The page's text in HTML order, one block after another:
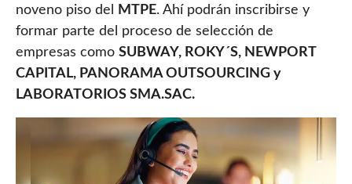
noveno piso del
MTPE. Ahí podrán inscribirse y
formar parte del proceso de selección de
empresas como SUBWAY, ROKY´S, NEWPORT
CAPITAL, PANORAMA OUTSOURCING y
LABORATORIOS SMA.SAC.